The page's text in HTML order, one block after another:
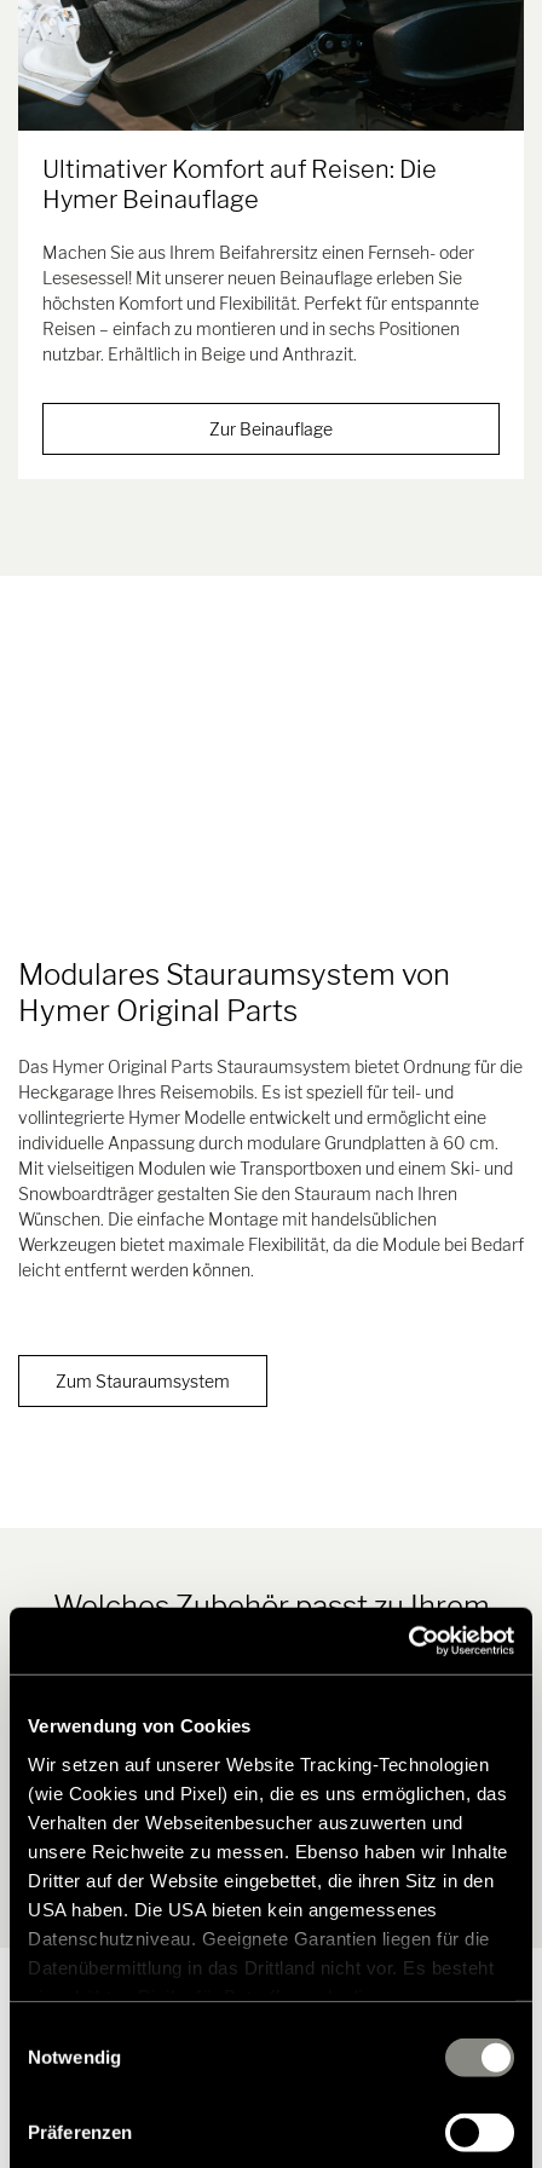
Verwendung von Cookies
Wir setzen auf unserer Website Tracking-Technologien
(wie Cookies und Pixel) ein, die es uns ermöglichen, das
Verhalten der Webseitenbesucher auszuwerten und
unsere Reichweite zu messen. Ebenso haben wir Inhalte
Dritter auf der Website eingebettet, die ihren Sitz in den
USA haben. Die USA bieten kein angemessenes
Datenschutzniveau. Geeignete Garantien liegen für die
Datenübermittlung in das Drittland nicht vor. Es besteht
zustehen. Eingesetzte Dienstleister können Daten für
zusammenführen. Weitere Informationen finden Sie in
unsererDatenschutzerklärung
. Akzeptieren Sie oder
Notwendig
Präferenzen
Ultimativer Komfort auf Reisen: Die
Hymer Beinauflage
Machen Sie aus Ihrem Beifahrersitz einen Fernseh- oder
Lesesessel! Mit unserer neuen Beinauflage erleben Sie
höchsten Komfort und Flexibilität. Perfekt für entspannte
Reisen – einfach zu montieren und in sechs Positionen
nutzbar. Erhältlich in Beige und Anthrazit.
Zur Beinauflage
Modulares Stauraumsystem von
Hymer Original Parts
Das Hymer Original Parts Stauraumsystem bietet Ordnung für die
Heckgarage Ihres Reisemobils. Es ist speziell für teil- und
vollintegrierte Hymer Modelle entwickelt und ermöglicht eine
individuelle Anpassung durch modulare Grundplatten à 60 cm.
Mit vielseitigen Modulen wie Transportboxen und einem Ski- und
Snowboardträger gestalten Sie den Stauraum nach Ihren
Wünschen. Die einfache Montage mit handelsüblichen
Werkzeugen bietet maximale Flexibilität, da die Module bei Bedarf
leicht entfernt werden können.
Zum Stauraumsystem
Welches Zubehör passt zu Ihrem
Ihr Modell abgestimmt. Mit unserem Zubehörfinder wählen Sie Ihr
Fahrzeug ganz einfach aus und entdecken anschließend alle
verfügbaren Möglichkeiten.
Zur Modellauswahl
Zubehör?